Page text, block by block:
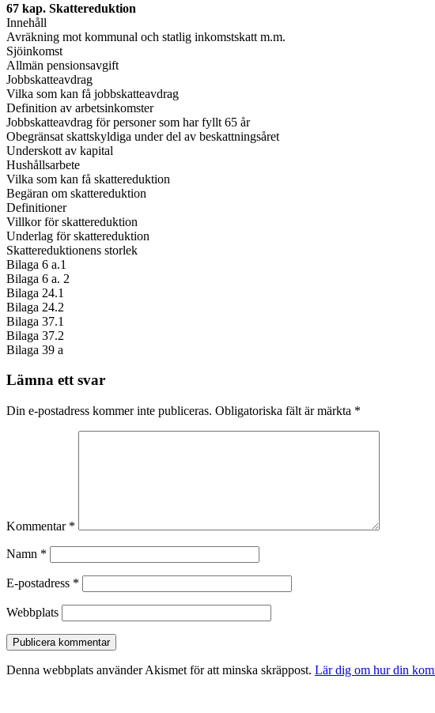
67 kap. Skattereduktion
Innehåll
Avräkning mot kommunal och statlig inkomstskatt m.m.
Sjöinkomst
Allmän pensionsavgift
Jobbskatteavdrag
Vilka som kan få jobbskatteavdrag
Definition av arbetsinkomster
Jobbskatteavdrag för personer som har fyllt 65 år
Obegränsat skattskyldiga under del av beskattningsåret
Underskott av kapital
Hushållsarbete
Vilka som kan få skattereduktion
Begäran om skattereduktion
Definitioner
Villkor för skattereduktion
Underlag för skattereduktion
Skattereduktionens storlek
Bilaga 6 a.1
Bilaga 6 a. 2
Bilaga 24.1
Bilaga 24.2
Bilaga 37.1
Bilaga 37.2
Bilaga 39 a
Lämna ett svar
Din e-postadress kommer inte publiceras. Obligatoriska fält är märkta *
Kommentar *
Namn *
E-postadress *
Webbplats
Denna webbplats använder Akismet för att minska skräppost. Lär dig om hur din